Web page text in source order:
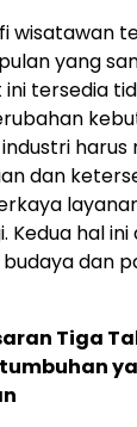
wisatawan
yang
tersedia
dan
Kedua hal
dan
Tiga